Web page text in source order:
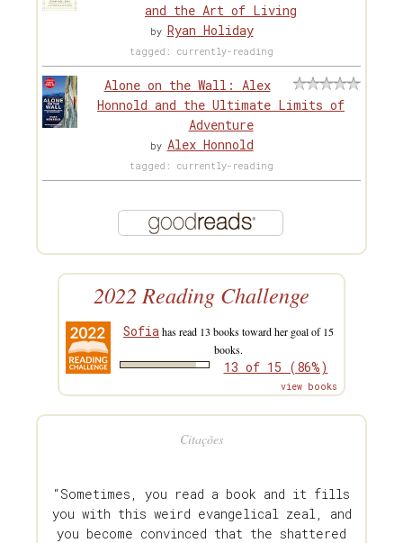
and the Art of Living
by Ryan Holiday
tagged: currently-reading
Alone on the Wall: Alex
Honnold and the Ultimate Limits of
Adventure
by Alex Honnold
tagged: currently-reading
2022 Reading Challenge
Sofia has read 13 books toward her goal of 15
books.
13 of 15 (86%)
view books
Citações
“Sometimes, you read a book and it fills
you with this weird evangelical zeal, and
you become convinced that the shattered